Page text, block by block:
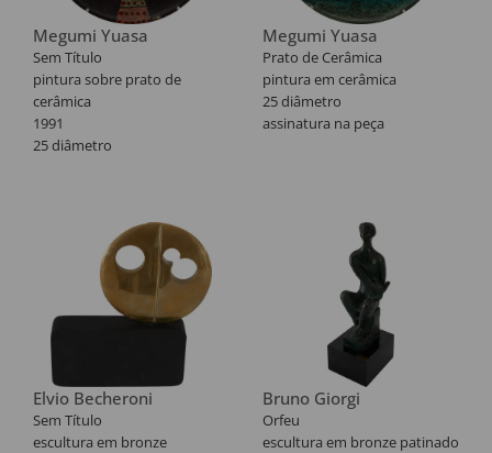
Megumi Yuasa
Sem Título
pintura sobre prato de
cerâmica
1991
25 diâmetro
Megumi Yuasa
Prato de Cerâmica
pintura em cerâmica
25 diâmetro
assinatura na peça
Elvio Becheroni
Sem Título
escultura em bronze
Bruno Giorgi
Orfeu
escultura em bronze patinado